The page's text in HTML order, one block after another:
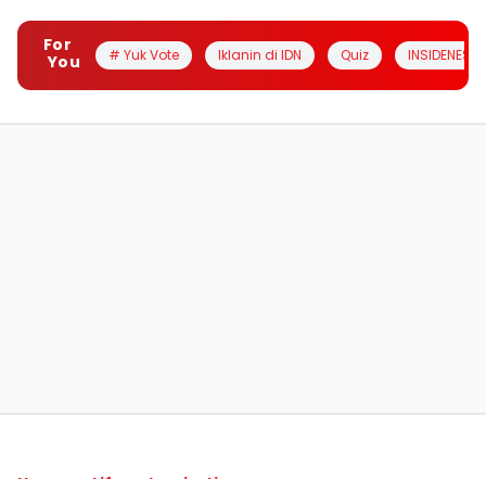
For
You
# Yuk Vote Iklanin di IDN Quiz INSIDENESIA